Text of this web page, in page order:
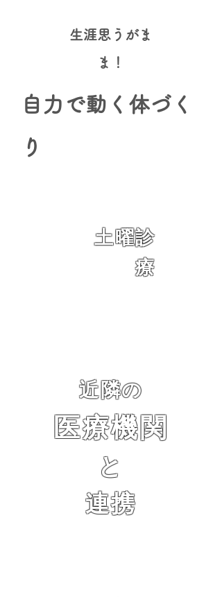
​生涯思うがま
ま！
自力で動く体づく
り
土曜診
療
近隣の
医療機関
と
連携